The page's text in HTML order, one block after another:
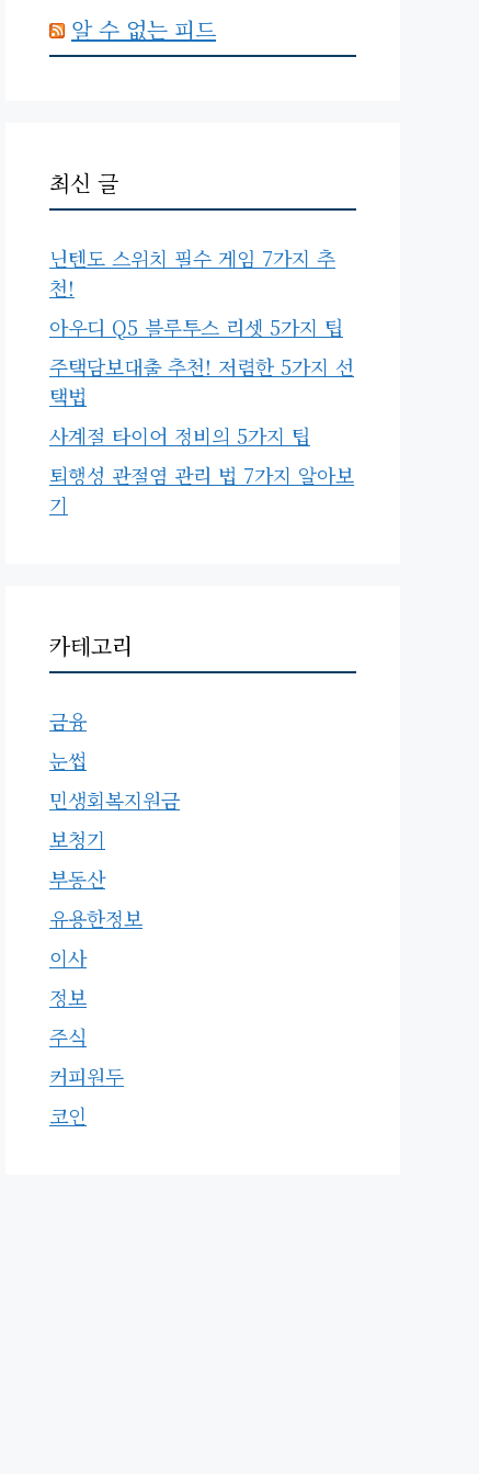
알 수 없는 피드
최신 글
닌텐도 스위치 필수 게임 7가지 추
천!
아우디 Q5 블루투스 리셋 5가지 팁
주택담보대출 추천! 저렴한 5가지 선
택법
사계절 타이어 정비의 5가지 팁
퇴행성 관절염 관리 법 7가지 알아보
기
카테고리
금융
눈썹
민생회복지원금
보청기
부동산
유용한정보
이사
정보
주식
커피원두
코인